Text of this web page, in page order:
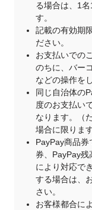
る場合は、1
す。
記載の有効期
ださい。
お支払いでの
のちに、バー
などの操作を
同じ自治体の
度のお支払い
なります。（
場合に限ります
PayPay商品
券、PayPay
により対応で
する場合は、
さい。
お客様都合に